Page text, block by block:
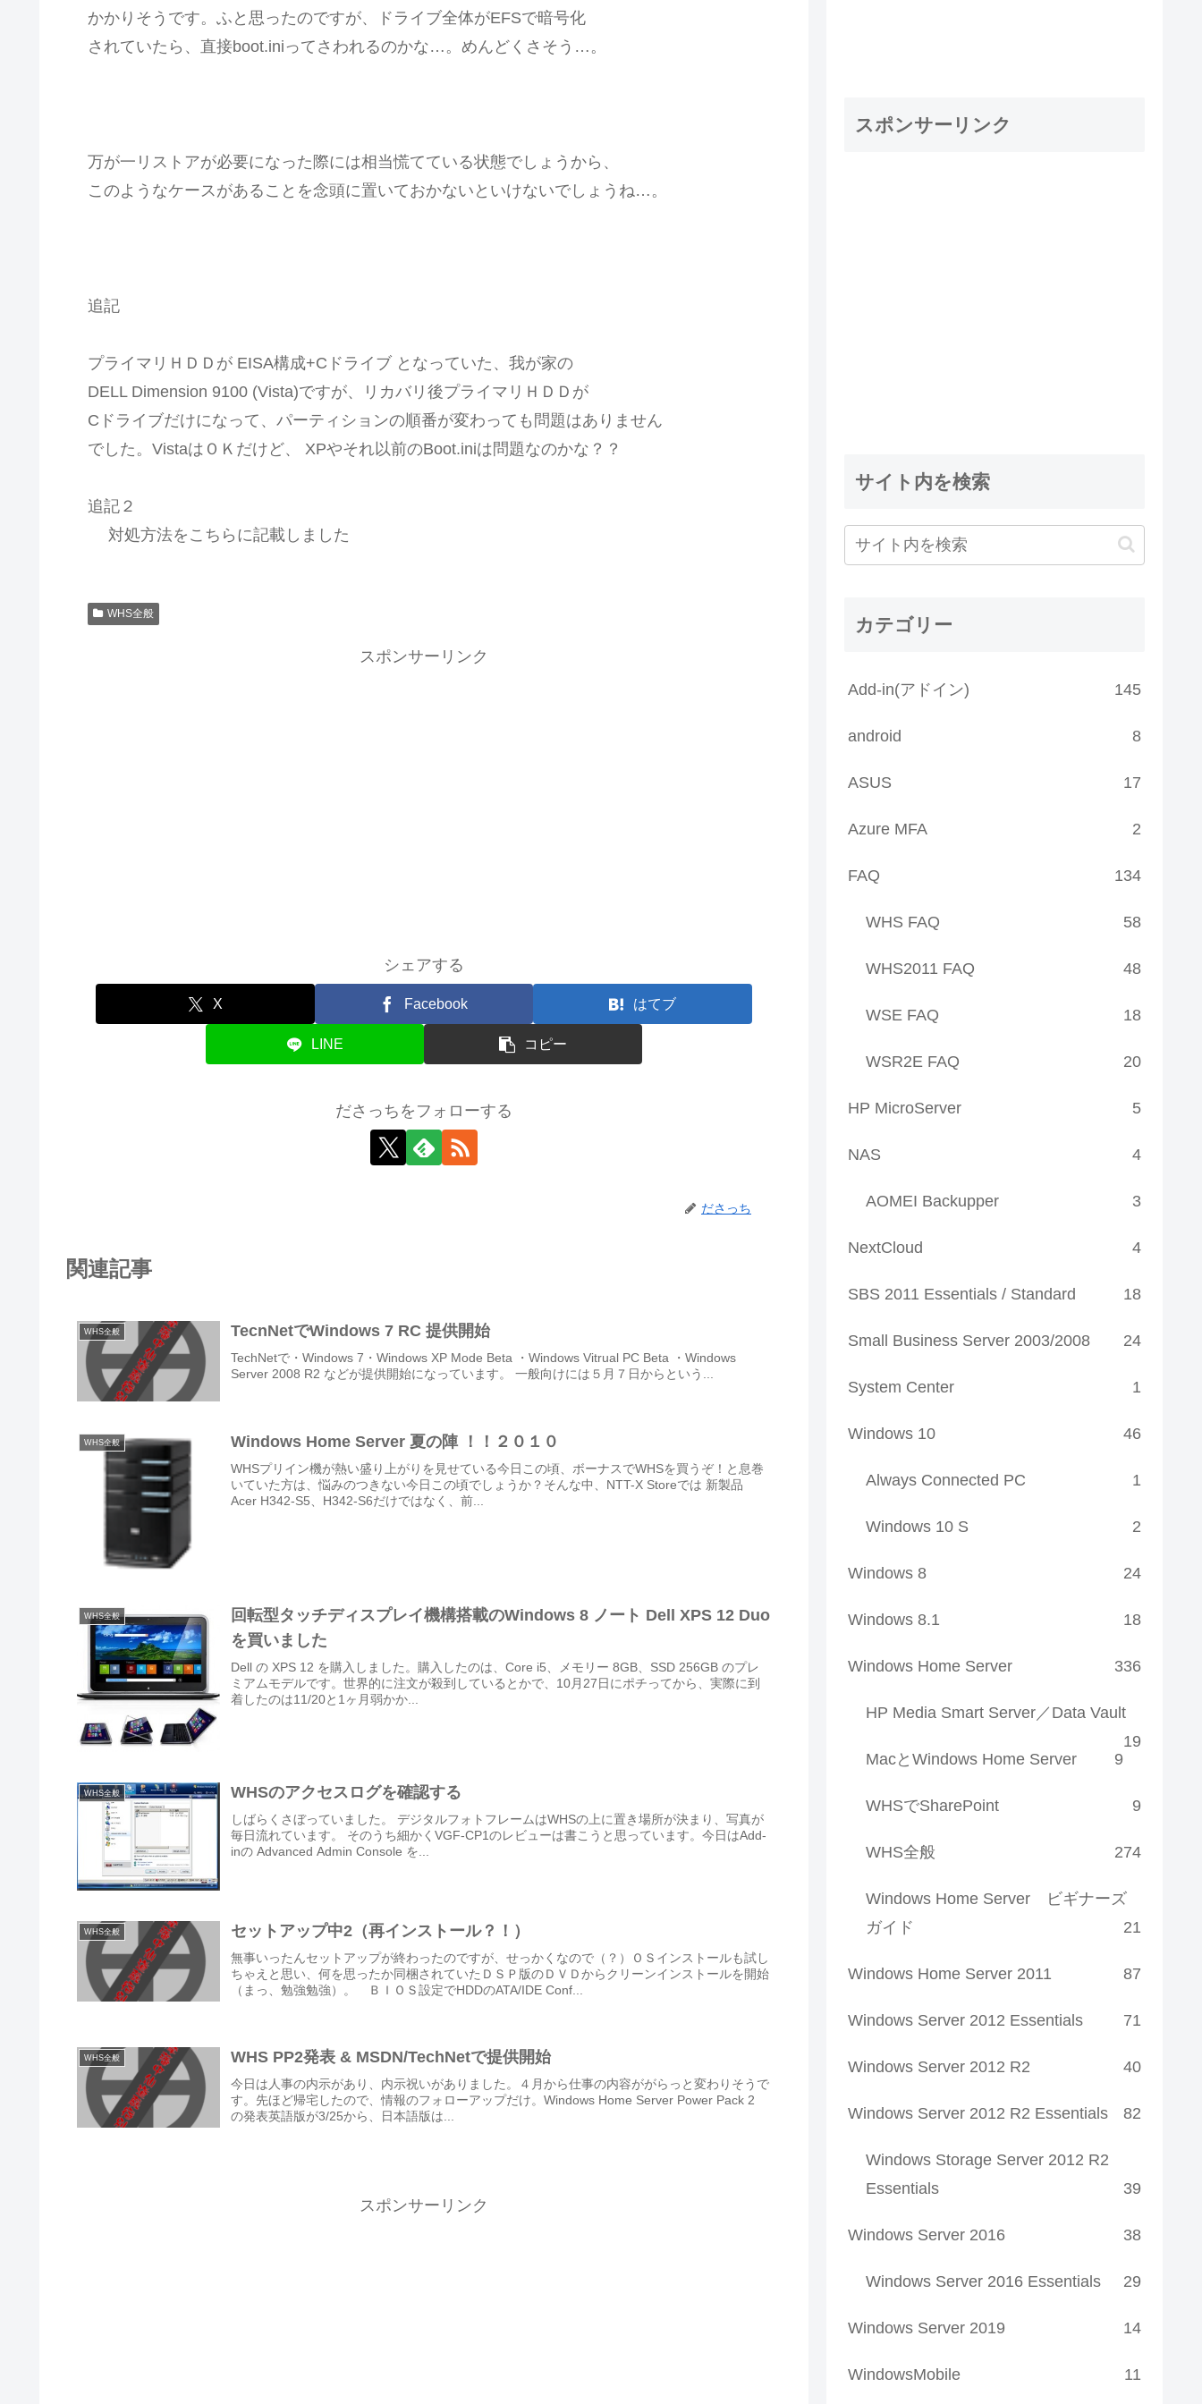
かかりそうです。ふと思ったのですが、ドライブ全体がEFSで暗号化
されていたら、直接boot.iniってさわれるのかな…。めんどくさそう…。
万が一リストアが必要になった際には相当慌てている状態でしょうから、
このようなケースがあることを念頭に置いておかないといけないでしょうね…。
追記
プライマリＨＤＤが EISA構成+Cドライブ となっていた、我が家の
DELL Dimension 9100 (Vista)ですが、リカバリ後プライマリＨＤＤが
Cドライブだけになって、パーティションの順番が変わっても問題はありません
でした。VistaはＯＫだけど、 XPやそれ以前のBoot.iniは問題なのかな？？
追記２
対処方法をこちらに記載しました
WHS全般
スポンサーリンク
シェアする
X Facebook はてブ
LINE コピー
ださっちをフォローする
ださっち
関連記事
WHS全般 TecnNetでWindows 7 RC 提供開始
TechNetで・Windows 7・Windows XP Mode Beta ・Windows Vitrual PC Beta ・Windows
Server 2008 R2 などが提供開始になっています。 一般向けには５月７日からという...
WHS全般 Windows Home Server 夏の陣 ！！２０１０
WHSプリイン機が熱い盛り上がりを見せている今日この頃、ボーナスでWHSを買うぞ！と息巻
いていた方は、悩みのつきない今日この頃でしょうか？そんな中、NTT-X Storeでは 新製品
Acer H342-S5、H342-S6だけではなく、前...
WHS全般
回転型タッチディスプレイ機構搭載のWindows 8 ノート Dell XPS 12 Duo
を買いました
Dell の XPS 12 を購入しました。購入したのは、Core i5、メモリー 8GB、SSD 256GB のプレ
ミアムモデルです。世界的に注文が殺到しているとかで、10月27日にポチってから、実際に到
着したのは11/20と1ヶ月弱かか...
WHS全般 WHSのアクセスログを確認する
しばらくさぼっていました。 デジタルフォトフレームはWHSの上に置き場所が決まり、写真が
毎日流れています。 そのうち細かくVGF-CP1のレビューは書こうと思っています。今日はAdd-
inの Advanced Admin Console を...
WHS全般 セットアップ中2（再インストール？！）
無事いったんセットアップが終わったのですが、せっかくなので（？）ＯＳインストールも試し
ちゃえと思い、何を思ったか同梱されていたＤＳＰ版のＤＶＤからクリーンインストールを開始
（まっ、勉強勉強）。 ＢＩＯＳ設定でHDDのATA/IDE Conf...
WHS全般 WHS PP2発表 & MSDN/TechNetで提供開始
今日は人事の内示があり、内示祝いがありました。４月から仕事の内容ががらっと変わりそうで
す。先ほど帰宅したので、情報のフォローアップだけ。Windows Home Server Power Pack 2
の発表英語版が3/25から、日本語版は...
スポンサーリンク
スポンサーリンク
サイト内を検索
カテゴリー
Add-in(アドイン) 145
android 8
ASUS 17
Azure MFA 2
FAQ 134
WHS FAQ 58
WHS2011 FAQ 48
WSE FAQ 18
WSR2E FAQ 20
HP MicroServer 5
NAS 4
AOMEI Backupper 3
NextCloud 4
SBS 2011 Essentials / Standard 18
Small Business Server 2003/2008 24
System Center 1
Windows 10 46
Always Connected PC 1
Windows 10 S 2
Windows 8 24
Windows 8.1 18
Windows Home Server 336
HP Media Smart Server／Data Vault
19
MacとWindows Home Server
9
WHSでSharePoint 9
WHS全般 274
Windows Home Server ビギナーズ
ガイド
21
Windows Home Server 2011 87
Windows Server 2012 Essentials 71
Windows Server 2012 R2 40
Windows Server 2012 R2 Essentials 82
Windows Storage Server 2012 R2
Essentials
39
Windows Server 2016 38
Windows Server 2016 Essentials 29
Windows Server 2019 14
WindowsMobile 11